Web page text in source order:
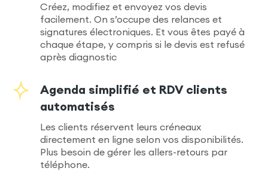
Créez, modifiez et envoyez vos devis
facilement. On s’occupe des relances et
signatures électroniques. Et vous êtes payé à
chaque étape, y compris si le devis est refusé
après diagnostic
Agenda simplifié et RDV clients
automatisés
Les clients réservent leurs créneaux
directement en ligne selon vos disponibilités.
Plus besoin de gérer les allers-retours par
téléphone.